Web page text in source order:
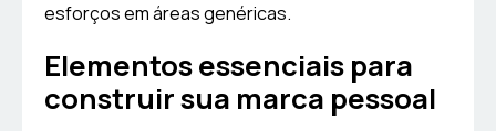
esforços em áreas genéricas.
Elementos essenciais para
construir sua marca pessoal